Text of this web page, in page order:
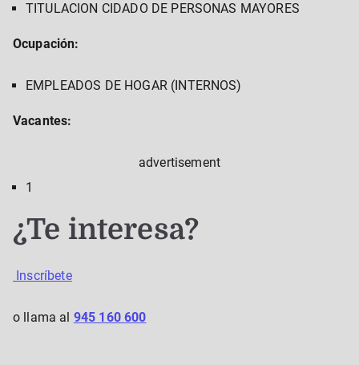
TITULACION CIDADO DE PERSONAS MAYORES
Ocupación:
EMPLEADOS DE HOGAR (INTERNOS)
Vacantes:
advertisement
1
¿Te interesa?
Inscríbete
o llama al 945 160 600